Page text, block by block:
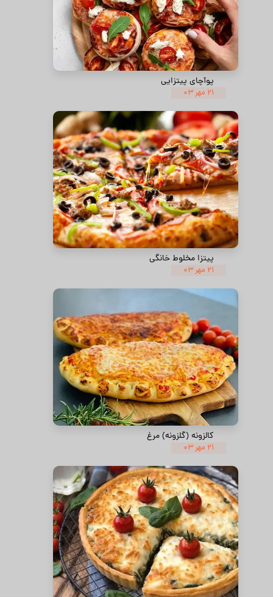
پوآچای پیتزایی
۲۱ مهر ۰۳
پیتزا مخلوط خانگی
۲۱ مهر ۰۳
کالزونه (گلزونه) مرغ
۲۱ مهر ۰۳